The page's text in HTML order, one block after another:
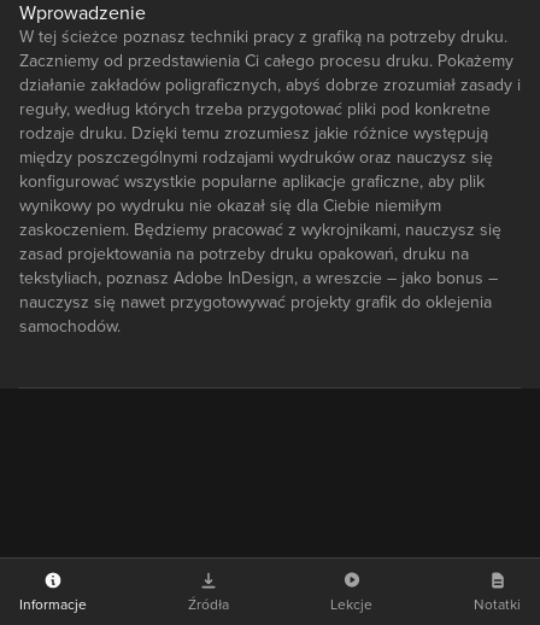
Wprowadzenie
W tej ścieżce poznasz techniki pracy z grafiką na potrzeby druku.
Zaczniemy od przedstawienia Ci całego procesu druku. Pokażemy
działanie zakładów poligraficznych, abyś dobrze zrozumiał zasady i
reguły, według których trzeba przygotować pliki pod konkretne
rodzaje druku. Dzięki temu zrozumiesz jakie różnice występują
między poszczególnymi rodzajami wydruków oraz nauczysz się
konfigurować wszystkie popularne aplikacje graficzne, aby plik
wynikowy po wydruku nie okazał się dla Ciebie niemiłym
zaskoczeniem. Będziemy pracować z wykrojnikami, nauczysz się
zasad projektowania na potrzeby druku opakowań, druku na
tekstyliach, poznasz Adobe InDesign, a wreszcie – jako bonus –
nauczysz się nawet przygotowywać projekty grafik do oklejenia
samochodów.
Informacje Źródła Lekcje Notatki